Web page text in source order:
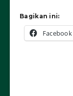
Bagikan ini:
Facebook